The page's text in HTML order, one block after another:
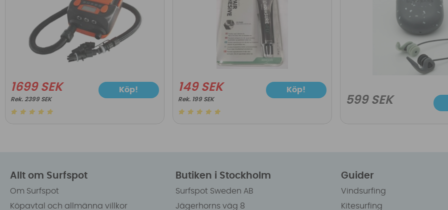
1699 SEK
2399 SEK
Köp! 149 SEK
199 SEK
Köp!
599 SEK
Allt om Surfspot
Om Surfspot
Köpavtal och allmänna villkor
Butiken i Stockholm
Surfspot Sweden AB
Jägerhorns väg 8
Guider
Vindsurfing
Kitesurfing